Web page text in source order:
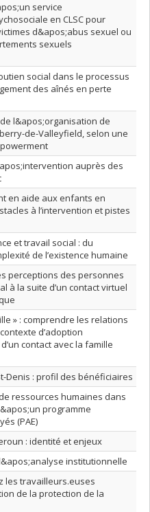
service
en CLSC pour
d&apos;abus sexuel ou
sexuels
social dans le processus
des aînés en perte
l&apos;organisation de
de-Valleyfield, selon une
auprès des
en aide aux enfants en
à l’intervention et pistes
et travail social : du
de l’existence humaine
perceptions des personnes
à la suite d’un contact virtuel
» : comprendre les relations
d’adoption
contact avec la famille
Denis : profil des bénéficiaires
ressources humaines dans
programme
(PAE)
: identité et enjeux
institutionnelle
les travailleurs.euses
de la protection de la